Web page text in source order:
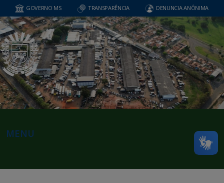
GOVERNO MS TRANSPARÊNCIA DENUNCIA ANÔNIMA
MENU